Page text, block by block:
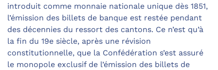
introduit comme monnaie nationale unique dès 1851,
l’émission des billets de banque est restée pendant
des décennies du ressort des cantons. Ce n’est qu’à
la fin du 19e siècle, après une révision
constitutionnelle, que la Confédération s’est assuré
le monopole exclusif de l’émission des billets de